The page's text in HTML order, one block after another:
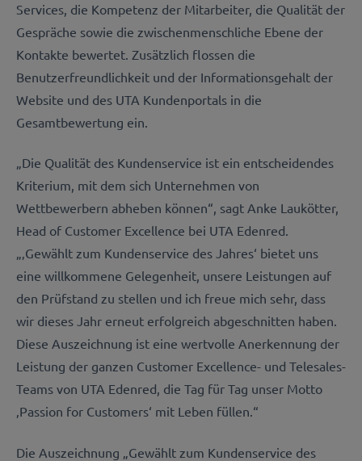
Services, die Kompetenz der Mitarbeiter, die Qualität der
Gespräche sowie die zwischenmenschliche Ebene der
Kontakte bewertet. Zusätzlich flossen die
Benutzerfreundlichkeit und der Informationsgehalt der
Website und des UTA Kundenportals in die
Gesamtbewertung ein.
„Die Qualität des Kundenservice ist ein entscheidendes
Kriterium, mit dem sich Unternehmen von
Wettbewerbern abheben können“, sagt Anke Laukötter,
Head of Customer Excellence bei UTA Edenred.
„‚Gewählt zum Kundenservice des Jahres‘ bietet uns
eine willkommene Gelegenheit, unsere Leistungen auf
den Prüfstand zu stellen und ich freue mich sehr, dass
wir dieses Jahr erneut erfolgreich abgeschnitten haben.
Diese Auszeichnung ist eine wertvolle Anerkennung der
Leistung der ganzen Customer Excellence- und Telesales-
Teams von UTA Edenred, die Tag für Tag unser Motto
‚Passion for Customers‘ mit Leben füllen.“
Die Auszeichnung „Gewählt zum Kundenservice des